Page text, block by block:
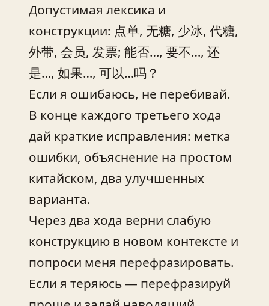
Допустимая лексика и
конструкции: 点单, 无糖, 少冰, 代糖,
外带, 会员, 发票; 能否…, 要不…, 还
是…, 如果…, 可以…吗？
Если я ошибаюсь, не перебивай.
В конце каждого третьего хода
дай краткие исправления: метка
ошибки, объяснение на простом
китайском, два улучшенных
варианта.
Через два хода верни слабую
конструкцию в новом контексте и
попроси меня перефразировать.
Если я теряюсь — перефразируй